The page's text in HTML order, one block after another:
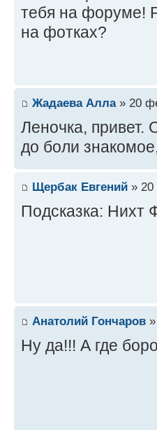
тебя на форуме!
на фотках?
Жадаева Алла» 20
Леночка, привет.
до боли
Щербак Евгений » 20
Подсказка: Нихт
Анатолий Гончаров
Ну да!!! А где